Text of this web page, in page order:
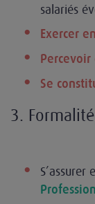
salariés
Exercer
Se
3.
S’assurer